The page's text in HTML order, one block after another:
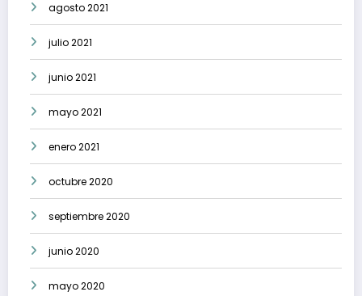
agosto 2021
julio 2021
junio 2021
mayo 2021
enero 2021
octubre 2020
septiembre 2020
junio 2020
mayo 2020